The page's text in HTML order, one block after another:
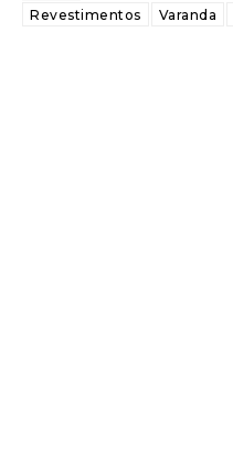
Revestimentos
Varanda